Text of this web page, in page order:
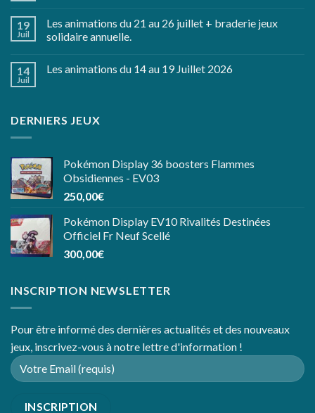
19
Juil
Les animations du 21 au 26 juillet + braderie jeux
solidaire annuelle.
14
Juil
Les animations du 14 au 19 Juillet 2026
DERNIERS JEUX
Pokémon Display 36 boosters Flammes
Obsidiennes - EV03
250,00€
Pokémon Display EV10 Rivalités Destinées
Officiel Fr Neuf Scellé
300,00€
INSCRIPTION NEWSLETTER
Pour être informé des dernières actualités et des nouveaux
jeux, inscrivez-vous à notre lettre d'information !